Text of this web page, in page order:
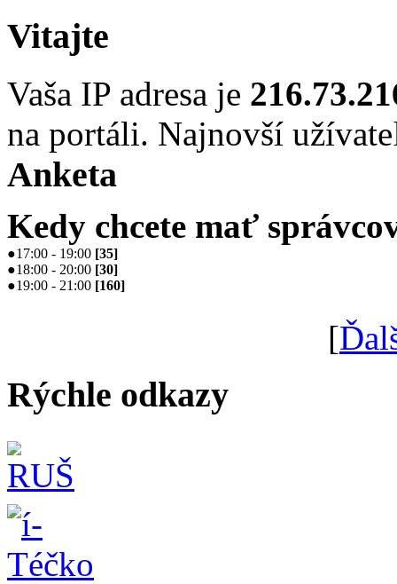
Vitajte
Vaša IP adresa je
na portáli. Najnovší
Anketa
Kedy chcete mať
●17:00 - 19:00 [35]
●18:00 - 20:00 [30]
●19:00 - 21:00 [160]
[
Rýchle odkazy